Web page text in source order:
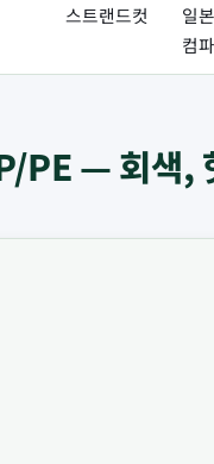
스트랜드컷
일
컴
PE — 회색,